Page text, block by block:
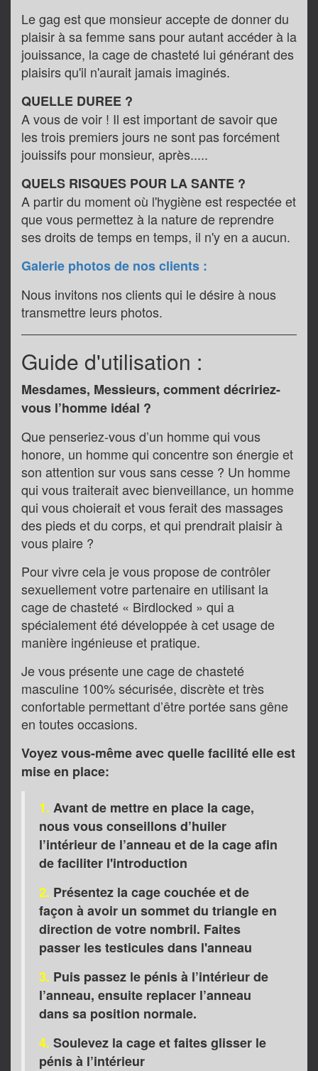
Le gag est que monsieur accepte de donner du
plaisir à sa femme sans pour autant accéder à la
jouissance, la cage de chasteté lui générant des
plaisirs qu'il n'aurait jamais imaginés.
QUELLE DUREE ?
A vous de voir ! Il est important de savoir que
les trois premiers jours ne sont pas forcément
jouissifs pour monsieur, après.....
QUELS RISQUES POUR LA SANTE ?
A partir du moment où l'hygiène est respectée et
que vous permettez à la nature de reprendre
ses droits de temps en temps, il n'y en a aucun.
Galerie photos de nos clients :
Nous invitons nos clients qui le désire à nous
transmettre leurs photos.
Guide d'utilisation :
Mesdames, Messieurs, comment décririez-
vous l’homme idéal ?
Que penseriez-vous d’un homme qui vous
honore, un homme qui concentre son énergie et
son attention sur vous sans cesse ? Un homme
qui vous traiterait avec bienveillance, un homme
qui vous choierait et vous ferait des massages
des pieds et du corps, et qui prendrait plaisir à
vous plaire ?
Pour vivre cela je vous propose de contrôler
sexuellement votre partenaire en utilisant la
cage de chasteté « Birdlocked » qui a
spécialement été développée à cet usage de
manière ingénieuse et pratique.
Je vous présente une cage de chasteté
masculine 100% sécurisée, discrète et très
confortable permettant d’être portée sans gêne
en toutes occasions.
Voyez vous-même avec quelle facilité elle est
mise en place:
1. Avant de mettre en place la cage,
nous vous conseillons d’huiler
l’intérieur de l’anneau et de la cage afin
de faciliter l'introduction
2. Présentez la cage couchée et de
façon à avoir un sommet du triangle en
direction de votre nombril. Faites
passer les testicules dans l'anneau
3. Puis passez le pénis à l’intérieur de
l’anneau, ensuite replacer l’anneau
dans sa position normale.
4. Soulevez la cage et faites glisser le
pénis à l’intérieur